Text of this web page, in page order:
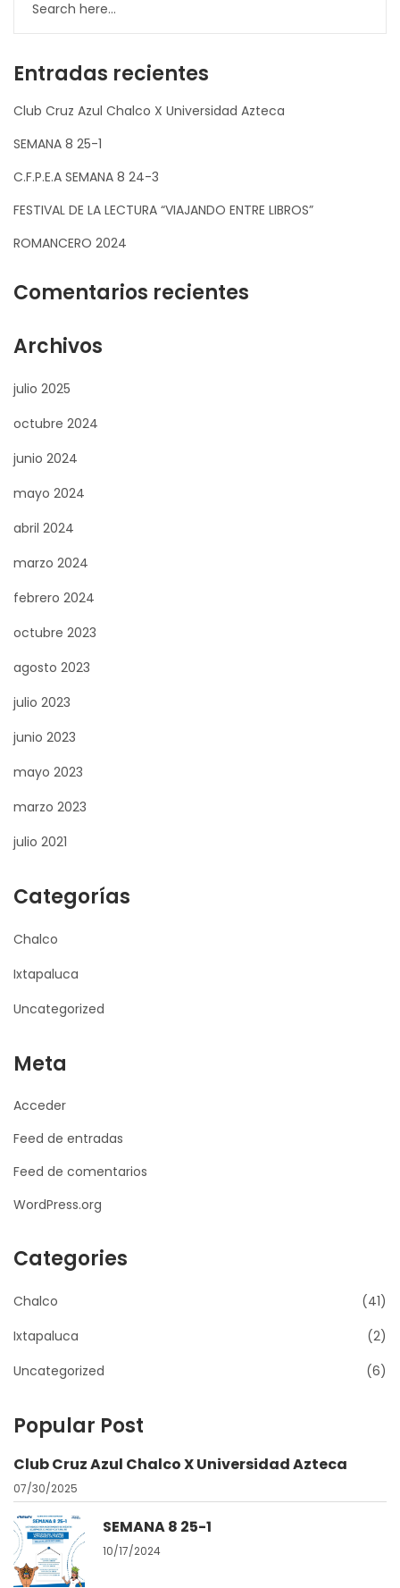
Entradas recientes
Club Cruz Azul Chalco X Universidad Azteca
SEMANA 8 25-1
C.F.P.E.A SEMANA 8 24-3
FESTIVAL DE LA LECTURA “VIAJANDO ENTRE LIBROS”
ROMANCERO 2024
Comentarios recientes
Archivos
julio 2025
octubre 2024
junio 2024
mayo 2024
abril 2024
marzo 2024
febrero 2024
octubre 2023
agosto 2023
julio 2023
junio 2023
mayo 2023
marzo 2023
julio 2021
Categorías
Chalco
Ixtapaluca
Uncategorized
Meta
Acceder
Feed de entradas
Feed de comentarios
WordPress.org
Categories
Chalco
(41)
Ixtapaluca
(2)
Uncategorized
(6)
Popular Post
Club Cruz Azul Chalco X Universidad Azteca
07/30/2025
SEMANA 8 25-1
10/17/2024